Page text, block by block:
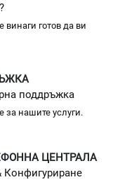
готов да ви
поддръжка
за нашите услуги.
ЦЕНТРАЛА
Конфигуриране